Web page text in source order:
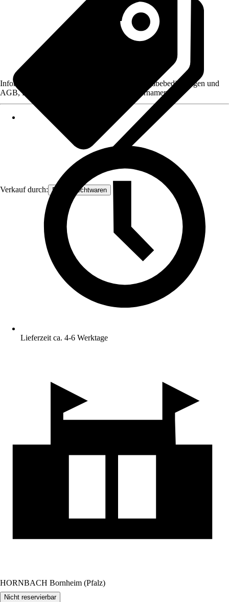
Verkauf durch: Frank Flechtwaren
Informationen des Verkäufers, wie z. B. Rückgabebedingungen und
AGB, finden Sie bei Klick auf den Verkäufernamen.
Lieferzeit ca. 4-6 Werktage
HORNBACH Bornheim (Pfalz)
Nicht reservierbar